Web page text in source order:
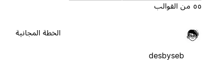
٥٥ من القوالب
desbyseb
الخطة المجانية